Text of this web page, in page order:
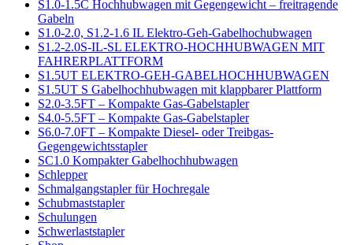
S1.0-1.5C Hochhubwagen mit Gegengewicht – freitragende
Gabeln
S1.0-2.0, S1.2-1.6 IL Elektro-Geh-Gabelhochubwagen
S1.2-2.0S-IL-SL ELEKTRO-HOCHHUBWAGEN MIT
FAHRERPLATTFORM
S1.5UT ELEKTRO-GEH-GABELHOCHHUBWAGEN
S1.5UT S Gabelhochhubwagen mit klappbarer Plattform
S2.0-3.5FT – Kompakte Gas-Gabelstapler
S4.0-5.5FT – Kompakte Gas-Gabelstapler
S6.0-7.0FT – Kompakte Diesel- oder Treibgas-
Gegengewichtsstapler
SC1.0 Kompakter Gabelhochhubwagen
Schlepper
Schmalgangstapler für Hochregale
Schubmaststapler
Schulungen
Schwerlaststapler